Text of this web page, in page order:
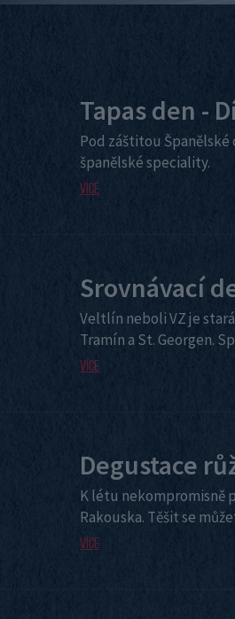
Tapas den -
Pod záštitou
španělské speciality.
Více
Srovnávací
Veltlín neboli VZ je
Tramín a St. Georgen.
Více
Degustace
K létu nekompromisně
Rakouska. Těšit se
Více